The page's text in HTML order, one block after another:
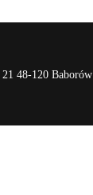
48-120 Baborów